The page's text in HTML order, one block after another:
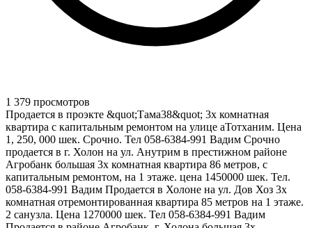
1 379 просмотров
Продается в проэкте &quot;Тама38&quot; 3х комнатная
квартира с капитальным ремонтом на улице аТотханим. Цена
1, 250, 000 шек. Срочно. Тел 058-6384-991 Вадим Срочно
продается в г. Холон на ул. Анутрим в престижном районе
Агробанк большая 3х комнатная квартира 86 метров, с
капитальным ремонтом, на 1 этаже. цена 1450000 шек. Тел.
058-6384-991 Вадим Продается в Холоне на ул. Дов Хоз 3х
комнатная отремонтированная квартира 85 метров на 1 этаже.
2 санузла. Цена 1270000 шек. Тел 058-6384-991 Вадим